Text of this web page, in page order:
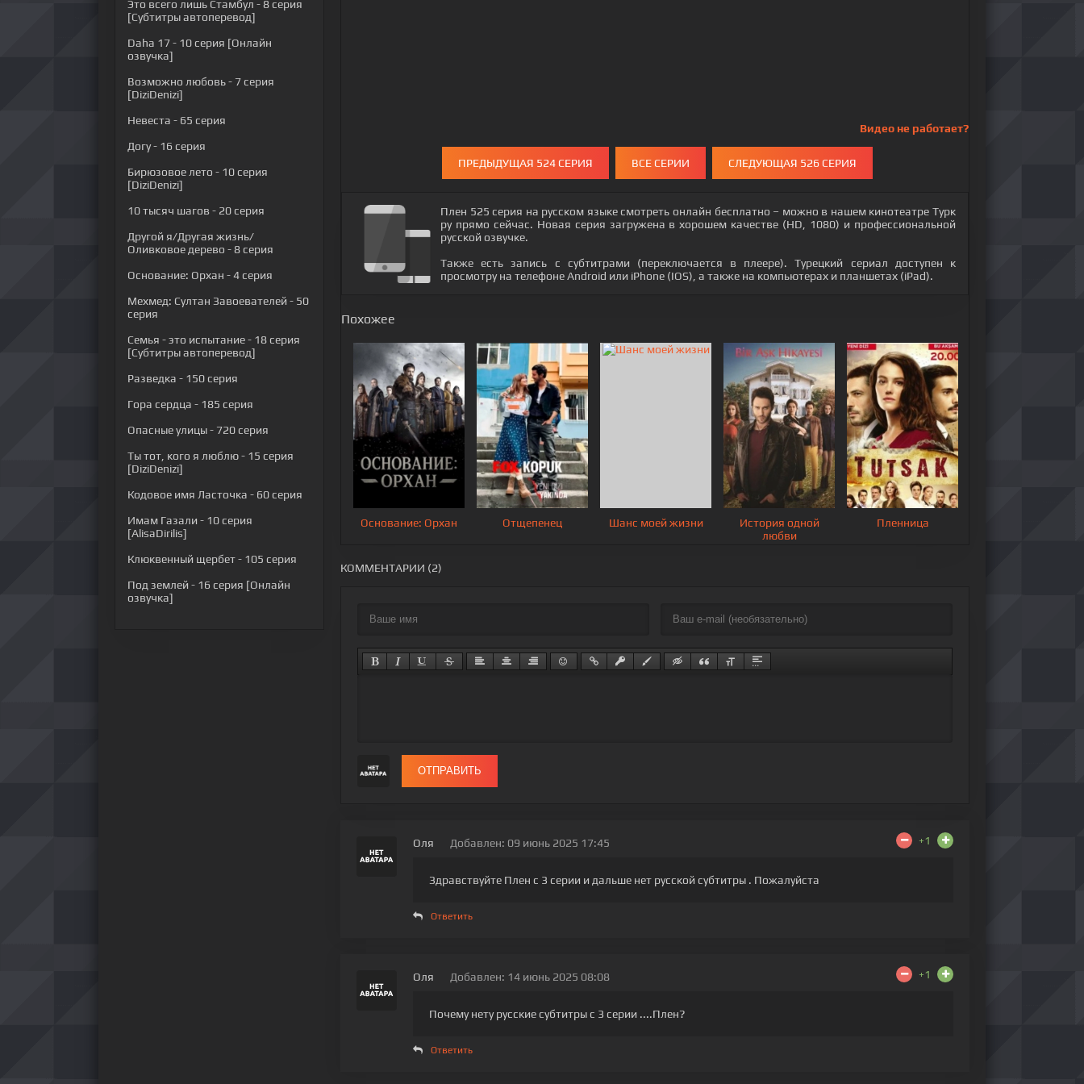
Видео не работает?
ПРЕДЫДУЩАЯ 524 СЕРИЯ ВСЕ СЕРИИ СЛЕДУЮЩАЯ 526 СЕРИЯ
Плен 525 серия на русском языке смотреть онлайн бесплатно – можно в нашем кинотеатре Турк
ру прямо сейчас. Новая серия загружена в хорошем качестве (HD, 1080) и профессиональной
русской озвучке.
Также есть запись с субтитрами (переключается в плеере). Турецкий сериал доступен к
просмотру на телефоне Android или iPhone (IOS), а также на компьютерах и планшетах (iPad).
Похожее
Основание: Орхан Отщепенец Шанс моей жизни
История одной
любви
Пленница
КОММЕНТАРИИ (2)
ОТПРАВИТЬ
Оля Добавлен: 09 июнь 2025 17:45 +1
Здравствуйте Плен с 3 серии и дальше нет русской субтитры . Пожалуйста
Ответить
Оля Добавлен: 14 июнь 2025 08:08 +1
Почему нету русские субтитры с 3 серии ....Плен?
Ответить
Это всего лишь Стамбул - 8 серия
[Субтитры автоперевод]
Daha 17- 10 серия [Онлайн
озвучка]
Возможно любовь- 7 серия
[DiziDenizi]
Невеста - 65 серия
Догу- 16 серия
Бирюзовое лето - 10 серия
[DiziDenizi]
10 тысяч шагов - 20 серия
Другой я/Другая жизнь/
Оливковое дерево - 8 серия
Основание: Орхан - 4 серия
Мехмед: Султан Завоевателей - 50
серия
Семья - это испытание- 18 серия
[Субтитры автоперевод]
Разведка - 150 серия
Гора сердца - 185 серия
Опасные улицы- 720 серия
Ты тот, кого я люблю- 15 серия
[DiziDenizi]
Кодовое имя Ласточка - 60 серия
Имам Газали - 10 серия
[AlisaDirilis]
Клюквенный щербет- 105 серия
Под землей - 16 серия [Онлайн
озвучка]